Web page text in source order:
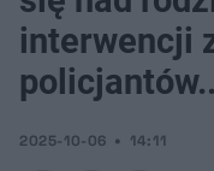
interwencji
2025-10-06 14:11